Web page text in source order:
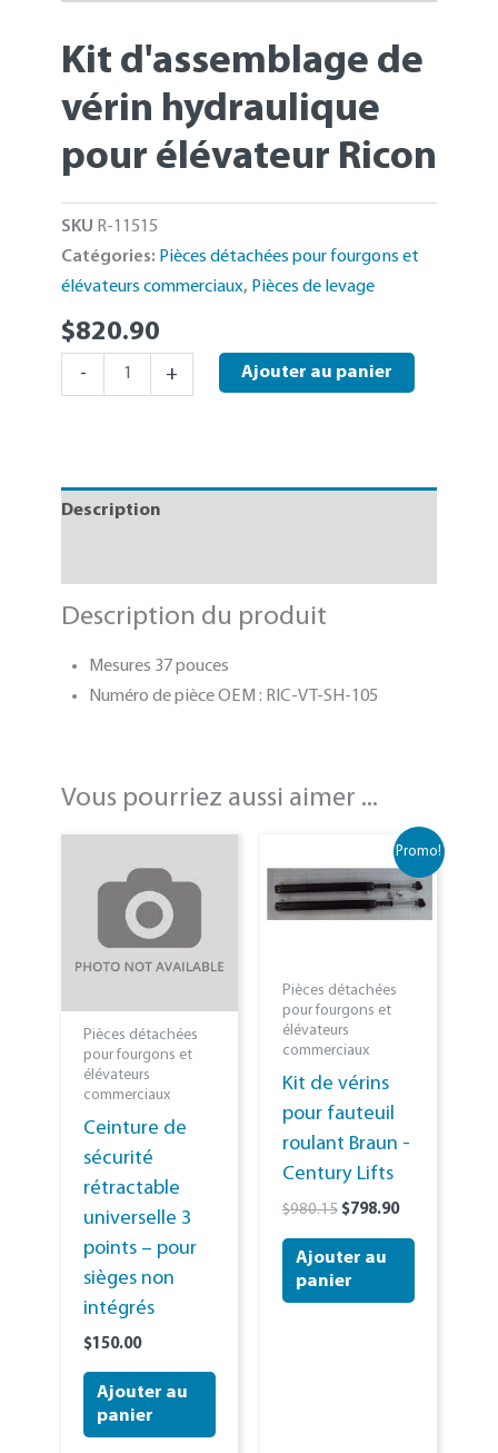
Kit d'assemblage de
vérin hydraulique
pour élévateur Ricon
SKU R-11515
Catégories: Pièces détachées pour fourgons et
élévateurs commerciaux, Pièces de levage
$820.90
-
Quantité
de
de
vérin
Lift
+ Ajouter au panier
Description
Description du produit
Mesures 37 pouces
Numéro de pièce OEM : RIC-VT-SH-105
Vous pourriez aussi aimer ...
Pièces détachées
pour fourgons et
élévateurs
commerciaux
Ceinture de
sécurité
rétractable
universelle 3
points – pour
sièges non
intégrés
$150.00
Ajouter au
panier
Promo!
Pièces détachées
pour fourgons et
élévateurs
commerciaux
Kit de vérins
pour fauteuil
roulant Braun -
Century Lifts
$980.15 Le
initial
$798.90Le
Ajouter au
panier